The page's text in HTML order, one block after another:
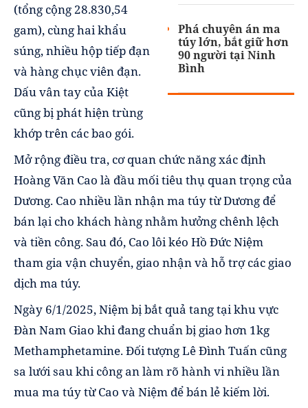
Phá chuyên án ma
túy lớn, bắt giữ hơn
90 người tại Ninh
Bình
(tổng cộng 28.830,54
gam), cùng hai khẩu
súng, nhiều hộp tiếp đạn
và hàng chục viên đạn.
Dấu vân tay của Kiệt
cũng bị phát hiện trùng
khớp trên các bao gói.
Mở rộng điều tra, cơ quan chức năng xác định
Hoàng Văn Cao là đầu mối tiêu thụ quan trọng của
Dương. Cao nhiều lần nhận ma túy từ Dương để
bán lại cho khách hàng nhằm hưởng chênh lệch
và tiền công. Sau đó, Cao lôi kéo Hồ Đức Niệm
tham gia vận chuyển, giao nhận và hỗ trợ các giao
dịch ma túy.
Ngày 6/1/2025, Niệm bị bắt quả tang tại khu vực
Đàn Nam Giao khi đang chuẩn bị giao hơn 1kg
Methamphetamine. Đối tượng Lê Đình Tuấn cũng
sa lưới sau khi công an làm rõ hành vi nhiều lần
mua ma túy từ Cao và Niệm để bán lẻ kiếm lời.